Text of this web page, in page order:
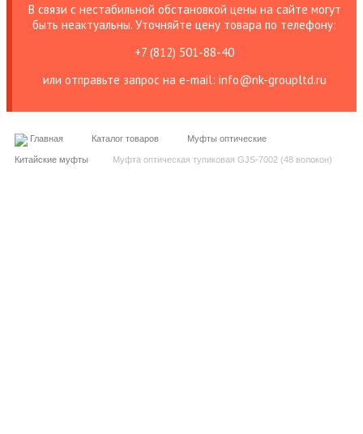
В связи с нестабильной обстановкой цены на сайте могут
быть неактуальны. Уточняйте цену товара по телефону:
+7 (812) 501-88-40
или отправьте запрос на е-mail: info@nk-groupltd.ru
Главная Каталог товаров Муфты оптические
Китайские муфты Муфта оптическая тупиковая GJS-7002 (48 волокон)